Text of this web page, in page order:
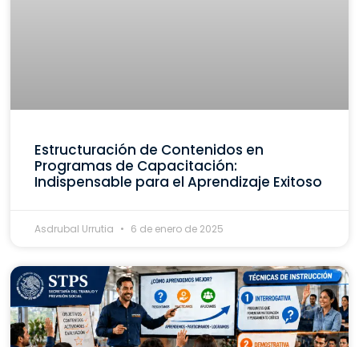
Estructuración de Contenidos en
Programas de Capacitación:
Indispensable para el Aprendizaje Exitoso
Asdrubal Urrutia 6 de enero de 2025